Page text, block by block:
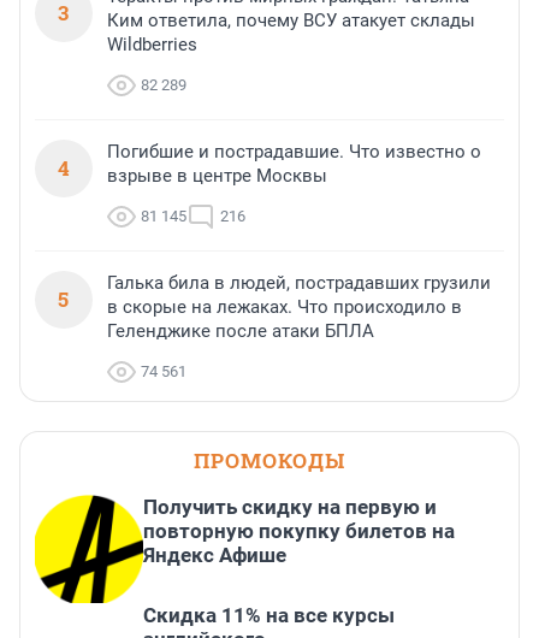
3
Ким ответила, почему ВСУ атакует склады
Wildberries
82 289
4
Погибшие и пострадавшие. Что известно о
взрыве в центре Москвы
81 145 216
5
Галька била в людей, пострадавших грузили
в скорые на лежаках. Что происходило в
Геленджике после атаки БПЛА
74 561
ПРОМОКОДЫ
Получить скидку на первую и
повторную покупку билетов на
Яндекс Афише
Скидка 11% на все курсы